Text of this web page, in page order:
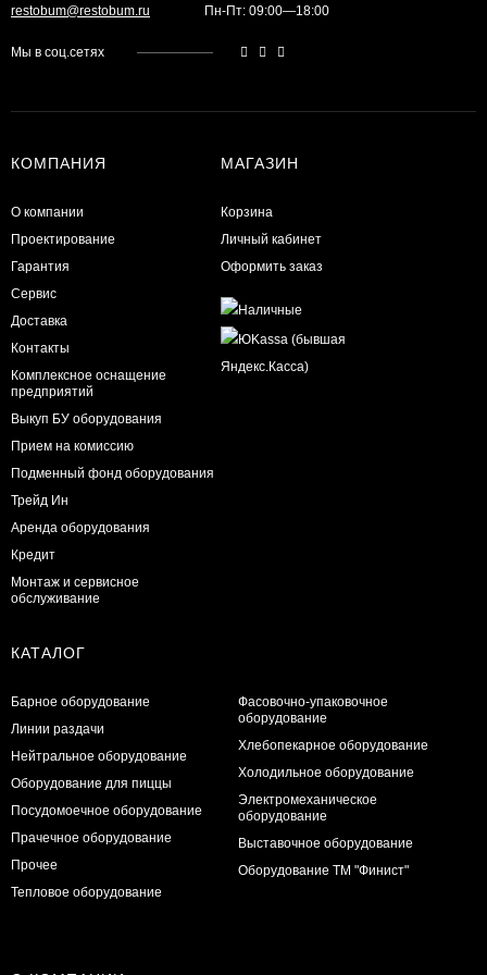
restobum@restobum.ru Пн-Пт: 09:00—18:00
Мы в соц.сетях
КОМПАНИЯ
О компании
Проектирование
Гарантия
Сервис
Доставка
Контакты
Комплексное оснащение
предприятий
Выкуп БУ оборудования
Прием на комиссию
Подменный фонд оборудования
Трейд Ин
Аренда оборудования
Кредит
Монтаж и сервисное
обслуживание
МАГАЗИН
Корзина
Личный кабинет
Оформить заказ
КАТАЛОГ
Барное оборудование
Линии раздачи
Нейтральное оборудование
Оборудование для пиццы
Посудомоечное оборудование
Прачечное оборудование
Прочее
Тепловое оборудование
Фасовочно-упаковочное
оборудование
Хлебопекарное оборудование
Холодильное оборудование
Электромеханическое
оборудование
Выставочное оборудование
Оборудование ТМ "Финист"